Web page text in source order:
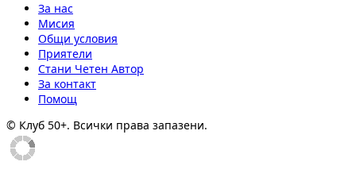
За нас
Мисия
Общи условия
Приятели
Стани Четен Автор
За контакт
Помощ
© Клуб 50+. Всички права запазени.